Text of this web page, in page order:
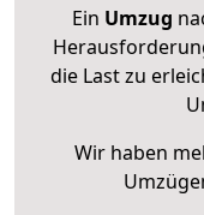
Ein Umzug
die Last zu
Wir haben